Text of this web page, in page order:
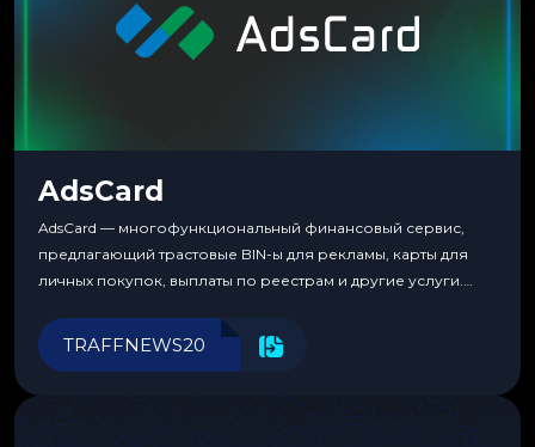
AdsCard
AdsCard — многофункциональный финансовый сервис,
предлагающий трастовые BIN-ы для рекламы, карты для
личных покупок, выплаты по реестрам и другие услуги.
инструменты для управления финансами.
TRAFFNEWS20